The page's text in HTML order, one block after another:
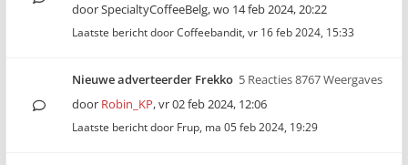
doorSpecialtyCoffeeBelg,wo 14 feb 2024, 20:22
Laatste bericht doorCoffeebandit, vr 16 feb 2024, 15:33
Nieuwe adverteerder Frekko 5 Reacties 8767 Weergaves
door Robin_KP,vr 02 feb 2024, 12:06
Laatste bericht door Frup, ma 05 feb 2024, 19:29